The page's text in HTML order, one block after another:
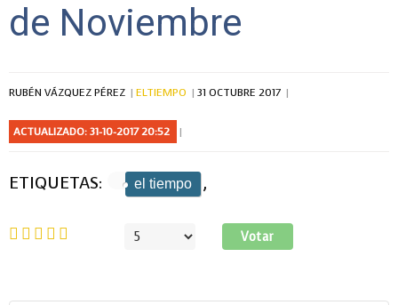
de Noviembre
RUBÉN VÁZQUEZ PÉREZ ELTIEMPO 31 OCTUBRE 2017
ACTUALIZADO: 31-10-2017 20:52
ETIQUETAS: el tiempo ,
Ratio: 5
Por